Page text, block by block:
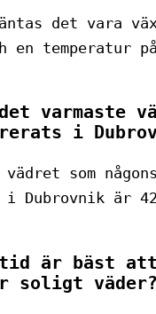
det vara
en temperatur
varmaste
i
vädret som
Dubrovnik är
är bäst att
soligt väder?